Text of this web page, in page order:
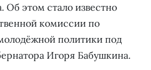
Об этом стало известно
комиссии по
политики под
Игоря Бабушкина.